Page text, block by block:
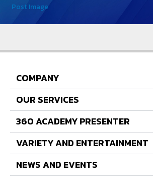
Post Image
COMPANY
OUR SERVICES
360 ACADEMY PRESENTER
VARIETY AND ENTERTAINMENT
NEWS AND EVENTS